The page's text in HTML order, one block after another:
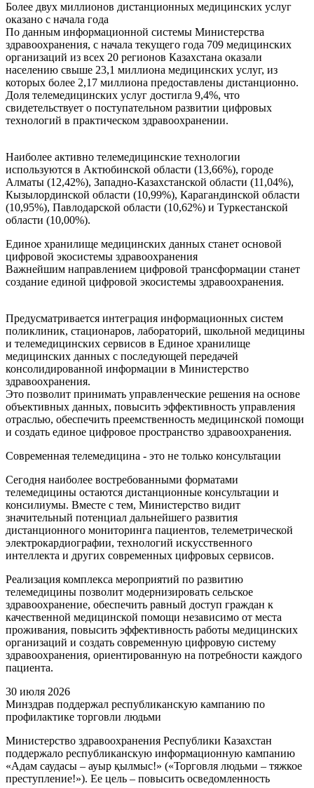
Более двух миллионов дистанционных медицинских услуг
оказано с начала года
По данным информационной системы Министерства
здравоохранения, с начала текущего года 709 медицинских
организаций из всех 20 регионов Казахстана оказали
населению свыше 23,1 миллиона медицинских услуг, из
которых более 2,17 миллиона предоставлены дистанционно.
Доля телемедицинских услуг достигла 9,4%, что
свидетельствует о поступательном развитии цифровых
технологий в практическом здравоохранении.
Наиболее активно телемедицинские технологии
используются в Актюбинской области (13,66%), городе
Алматы (12,42%), Западно-Казахстанской области (11,04%),
Кызылординской области (10,99%), Карагандинской области
(10,95%), Павлодарской области (10,62%) и Туркестанской
области (10,00%).
Единое хранилище медицинских данных станет основой
цифровой экосистемы здравоохранения
Важнейшим направлением цифровой трансформации станет
создание единой цифровой экосистемы здравоохранения.
Предусматривается интеграция информационных систем
поликлиник, стационаров, лабораторий, школьной медицины
и телемедицинских сервисов в Единое хранилище
медицинских данных с последующей передачей
консолидированной информации в Министерство
здравоохранения.
Это позволит принимать управленческие решения на основе
объективных данных, повысить эффективность управления
отраслью, обеспечить преемственность медицинской помощи
и создать единое цифровое пространство здравоохранения.
Современная телемедицина - это не только консультации
Сегодня наиболее востребованными форматами
телемедицины остаются дистанционные консультации и
консилиумы. Вместе с тем, Министерство видит
значительный потенциал дальнейшего развития
дистанционного мониторинга пациентов, телеметрической
электрокардиографии, технологий искусственного
интеллекта и других современных цифровых сервисов.
Реализация комплекса мероприятий по развитию
телемедицины позволит модернизировать сельское
здравоохранение, обеспечить равный доступ граждан к
качественной медицинской помощи независимо от места
проживания, повысить эффективность работы медицинских
организаций и создать современную цифровую систему
здравоохранения, ориентированную на потребности каждого
пациента.
30 июля 2026
Минздрав поддержал республиканскую кампанию по
профилактике торговли людьми
Министерство здравоохранения Республики Казахстан
поддержало республиканскую информационную кампанию
«Адам саудасы – ауыр қылмыс!» («Торговля людьми – тяжкое
преступление!»). Ее цель – повысить осведомленность